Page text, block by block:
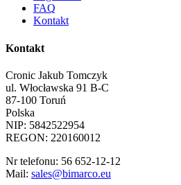
FAQ
Kontakt
Kontakt
Cronic Jakub Tomczyk
ul. Włocławska 91 B-C
87-100 Toruń
Polska
NIP: 5842522954
REGON: 220160012
Nr telefonu: 56 652-12-12
Mail: sales@bimarco.eu